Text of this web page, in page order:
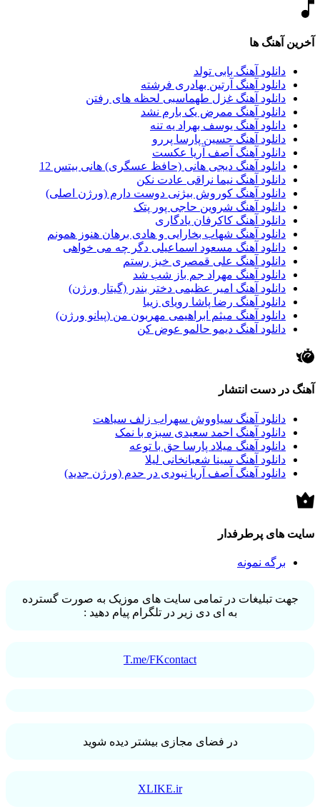
آخرین آهنگ ها
دانلود آهنگ بابی تولد
دانلود آهنگ آرتین بهادری فرشته
دانلود آهنگ غزل طهماسبی لحظه های رفتن
دانلود آهنگ ممرض یک بارم نشد
دانلود آهنگ یوسف بهراد یه تنه
دانلود آهنگ حسین پارسا پررو
دانلود آهنگ آصف آریا عکست
دانلود آهنگ دیجی هانی (حافظ عسگری) هانی بیتس 12
دانلود آهنگ نیما نراقی عادت نکن
دانلود آهنگ کوروش بیژنی دوست دارم (ورژن اصلی)
دانلود آهنگ شروین حاجی پور پتک
دانلود آهنگ کاکرفان یادگاری
دانلود آهنگ شهاب بخارایی و هادی برهان هنوز همونم
دانلود آهنگ مسعود اسماعیلی دگر چه می خواهی
دانلود آهنگ علی قمصری خیز رستم
دانلود آهنگ مهراد جم باز شب شد
دانلود آهنگ امیر عظیمی دختر بندر (گیتار ورژن)
دانلود آهنگ رضا پاشا رویای زیبا
دانلود آهنگ میثم ابراهیمی مهربون من (پیانو ورژن)
دانلود آهنگ دیمو حالمو عوض کن
آهنگ در دست انتشار
دانلود آهنگ سیاووش سهراب زلف سیاهت
دانلود آهنگ احمد سعیدی سبزه با نمک
دانلود آهنگ میلاد پارسا حق با توعه
دانلود آهنگ سینا شعبانخانی لیلا
دانلود آهنگ آصف آریا نبودی در حدم (ورژن جدید)
سایت های پرطرفدار
برگه نمونه
جهت تبلیغات در تمامی سایت های موزیک به صورت گسترده
به ای دی زیر در تلگرام پیام دهید :
T.me/FKcontact
در فضای مجازی بیشتر دیده شوید
XLIKE.ir